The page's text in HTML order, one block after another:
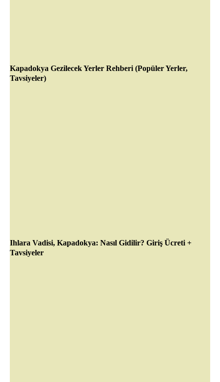
Kapadokya Gezilecek Yerler Rehberi (Popüler Yerler,
Tavsiyeler)
Ihlara Vadisi, Kapadokya: Nasıl Gidilir? Giriş Ücreti +
Tavsiyeler